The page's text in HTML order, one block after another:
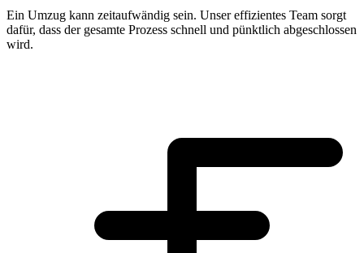
Ein Umzug kann zeitaufwändig sein. Unser effizientes Team sorgt
dafür, dass der gesamte Prozess schnell und pünktlich abgeschlossen
wird.